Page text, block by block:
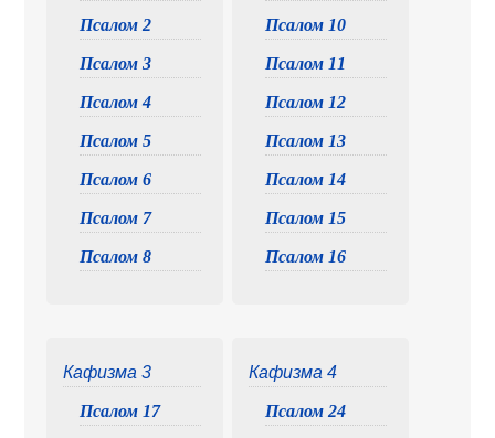
Псалом 2
Псалом 3
Псалом 4
Псалом 5
Псалом 6
Псалом 7
Псалом 8
Псалом 10
Псалом 11
Псалом 12
Псалом 13
Псалом 14
Псалом 15
Псалом 16
Кафизма 3
Псалом 17
Кафизма 4
Псалом 24